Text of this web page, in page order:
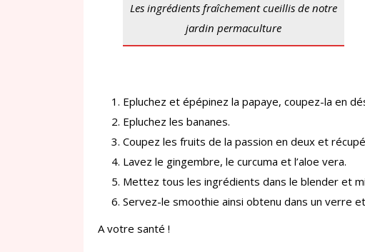
Les ingrédients fraîchement cueillis de notre
jardin permaculture
Epluchez et épépinez la papaye, coupez-la en
Epluchez les bananes.
Coupez les fruits de la passion en deux et
Lavez le gingembre, le curcuma et l’aloe vera.
Mettez tous les ingrédients dans le blender et
Servez-le smoothie ainsi obtenu dans un verre
A votre santé !